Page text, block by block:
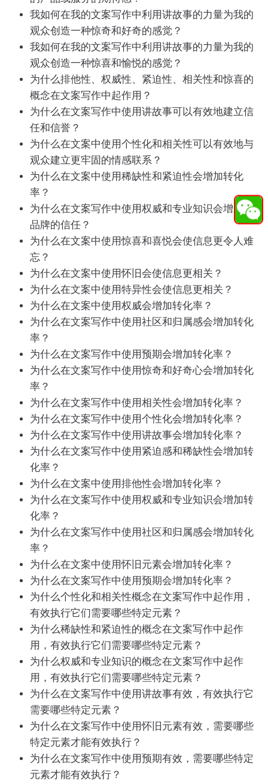
我如何在我的文案写作中利用讲故事的力量为我的
观众创造一种惊奇和好奇的感觉？
我如何在我的文案写作中利用讲故事的力量为我的
观众创造一种惊喜和愉悦的感觉？
为什么排他性、权威性、紧迫性、相关性和惊喜的
概念在文案写作中起作用？
为什么在文案写作中使用讲故事可以有效地建立信
任和信誉？
为什么在文案中使用个性化和相关性可以有效地与
观众建立更牢固的情感联系？
为什么在文案中使用稀缺性和紧迫性会增加转化
率？
为什么在文案写作中使用权威和专业知识会增加对
品牌的信任？
为什么在文案中使用惊喜和喜悦会使信息更令人难
忘？
为什么在文案中使用怀旧会使信息更相关？
为什么在文案中使用特异性会使信息更相关？
为什么在文案中使用权威会增加转化率？
为什么在文案写作中使用社区和归属感会增加转化
率？
为什么在文案写作中使用预期会增加转化率？
为什么在文案写作中使用惊奇和好奇心会增加转化
率？
为什么在文案写作中使用相关性会增加转化率？
为什么在文案写作中使用个性化会增加转化率？
为什么在文案写作中使用讲故事会增加转化率？
为什么在文案写作中使用紧迫感和稀缺性会增加转
化率？
为什么在文案中使用排他性会增加转化率？
为什么在文案写作中使用权威和专业知识会增加转
化率？
为什么在文案写作中使用社区和归属感会增加转化
率？
为什么在文案中使用怀旧元素会增加转化率？
为什么在文案写作中使用预期会增加转化率？
为什么个性化和相关性概念在文案写作中起作用，
有效执行它们需要哪些特定元素？
为什么稀缺性和紧迫性的概念在文案写作中起作
用，有效执行它们需要哪些特定元素？
为什么权威和专业知识的概念在文案写作中起作
用，有效执行它们需要哪些特定元素？
为什么在文案写作中使用讲故事有效，有效执行它
需要哪些特定元素？
为什么在文案写作中使用怀旧元素有效，需要哪些
特定元素才能有效执行？
为什么在文案写作中使用预期有效，需要哪些特定
元素才能有效执行？